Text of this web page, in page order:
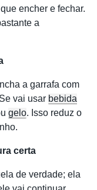
encher e fechar.
a
a garrafa com
vai usar bebida
gelo. Isso reduz o
certa
de verdade; ela